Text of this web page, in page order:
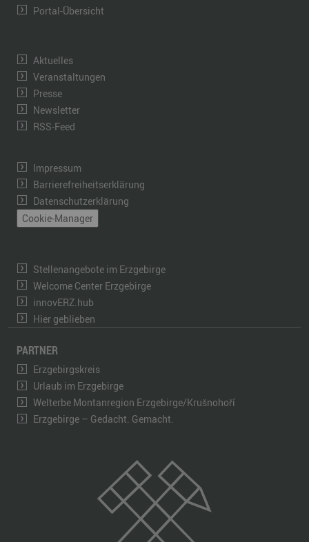
Portal-Übersicht
Aktuelles
Veranstaltungen
Presse
Newsletter
RSS-Feed
Impressum
Barrierefreiheitserklärung
Datenschutzerklärung
Cookie-Manager
Stellenangebote im Erzgebirge
Welcome Center Erzgebirge
innovERZ.hub
Hier geblieben
PARTNER
Erzgebirgskreis
Urlaub im Erzgebirge
Welterbe Montanregion Erzgebirge/Krušnohoří
Erzgebirge – Gedacht. Gemacht.